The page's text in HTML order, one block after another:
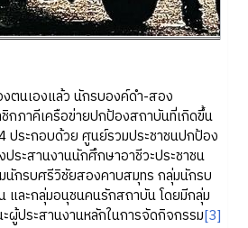
เองแล้ว นักรบองค์ดำ-สอง
กภาคีเครือข่ายปกป้องสถาบันที่เกิดขึ้น
ประกอบด้วย ศูนย์รวมประชาชนปกป้อง
ระสานงานนักศึกษาอาชีวะประชาชน
กรบศรีวิชัยสองคาบสมุทร กลุ่มนักรบ
และกลุ่มอนุชนคนรักสถาบัน โดยมีกลุ่ม
ผู้ประสานงานหลักในการจัดกิจกรรม[3]